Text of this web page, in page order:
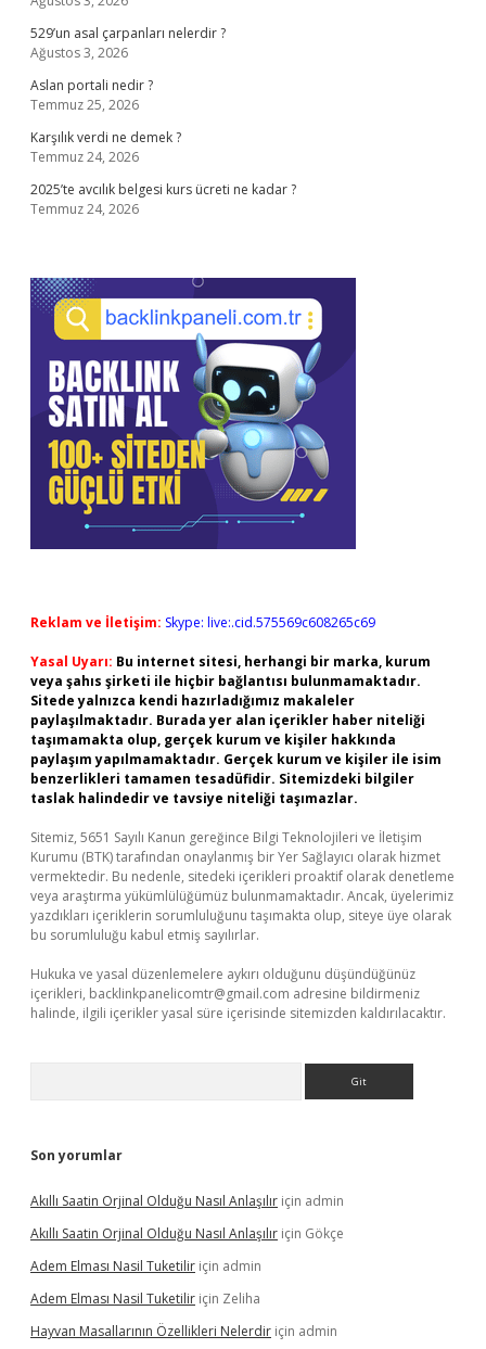
529’un asal çarpanları nelerdir ?
Ağustos 3, 2026
Aslan portali nedir ?
Temmuz 25, 2026
Karşılık verdi ne demek ?
Temmuz 24, 2026
2025’te avcılık belgesi kurs ücreti ne kadar ?
Temmuz 24, 2026
Reklam ve İletişim: Skype: live:.cid.575569c608265c69
Yasal Uyarı: Bu internet sitesi, herhangi bir marka, kurum
veya şahıs şirketi ile hiçbir bağlantısı bulunmamaktadır.
Sitede yalnızca kendi hazırladığımız makaleler
paylaşılmaktadır. Burada yer alan içerikler haber niteliği
taşımamakta olup, gerçek kurum ve kişiler hakkında
paylaşım yapılmamaktadır. Gerçek kurum ve kişiler ile isim
benzerlikleri tamamen tesadüfidir. Sitemizdeki bilgiler
taslak halindedir ve tavsiye niteliği taşımazlar.
Sitemiz, 5651 Sayılı Kanun gereğince Bilgi Teknolojileri ve İletişim
Kurumu (BTK) tarafından onaylanmış bir Yer Sağlayıcı olarak hizmet
vermektedir. Bu nedenle, sitedeki içerikleri proaktif olarak denetleme
veya araştırma yükümlülüğümüz bulunmamaktadır. Ancak, üyelerimiz
yazdıkları içeriklerin sorumluluğunu taşımakta olup, siteye üye olarak
bu sorumluluğu kabul etmiş sayılırlar.
Hukuka ve yasal düzenlemelere aykırı olduğunu düşündüğünüz
içerikleri, backlinkpanelicomtr@gmail.com adresine bildirmeniz
halinde, ilgili içerikler yasal süre içerisinde sitemizden kaldırılacaktır.
Son yorumlar
Akıllı Saatin Orjinal Olduğu Nasıl Anlaşılır için admin
Akıllı Saatin Orjinal Olduğu Nasıl Anlaşılır için Gökçe
Adem Elması Nasil Tuketilir için admin
Adem Elması Nasil Tuketilir için Zeliha
Hayvan Masallarının Özellikleri Nelerdir için admin